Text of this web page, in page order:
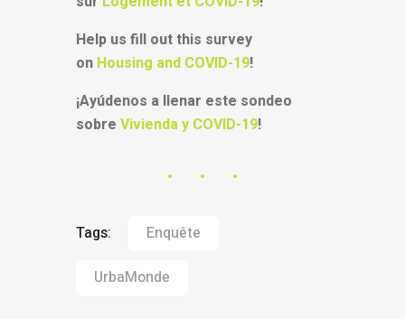
Help us fill out this survey
on Housing and COVID-19!
¡Ayúdenos a llenar este sondeo
sobre Vivienda y COVID-19!
Tags: Enquête
UrbaMonde